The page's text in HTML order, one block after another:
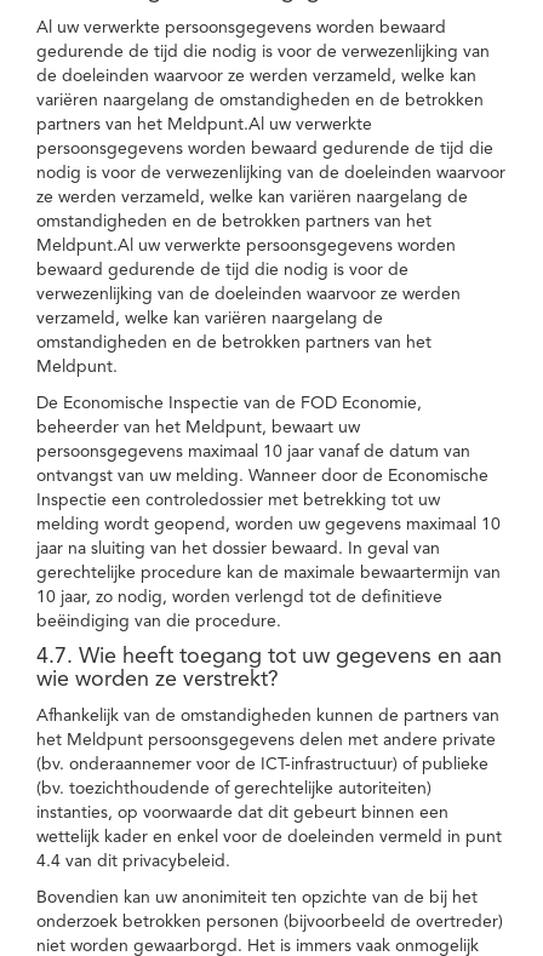
Al uw verwerkte persoonsgegevens worden bewaard
gedurende de tijd die nodig is voor de verwezenlijking van
de doeleinden waarvoor ze werden verzameld, welke kan
variëren naargelang de omstandigheden en de betrokken
partners van het Meldpunt.Al uw verwerkte
persoonsgegevens worden bewaard gedurende de tijd die
nodig is voor de verwezenlijking van de doeleinden waarvoor
ze werden verzameld, welke kan variëren naargelang de
omstandigheden en de betrokken partners van het
Meldpunt.Al uw verwerkte persoonsgegevens worden
bewaard gedurende de tijd die nodig is voor de
verwezenlijking van de doeleinden waarvoor ze werden
verzameld, welke kan variëren naargelang de
omstandigheden en de betrokken partners van het
Meldpunt.
De Economische Inspectie van de FOD Economie,
beheerder van het Meldpunt, bewaart uw
persoonsgegevens maximaal 10 jaar vanaf de datum van
ontvangst van uw melding. Wanneer door de Economische
Inspectie een controledossier met betrekking tot uw
melding wordt geopend, worden uw gegevens maximaal 10
jaar na sluiting van het dossier bewaard. In geval van
gerechtelijke procedure kan de maximale bewaartermijn van
10 jaar, zo nodig, worden verlengd tot de definitieve
beëindiging van die procedure.
4.7. Wie heeft toegang tot uw gegevens en aan
wie worden ze verstrekt?
Afhankelijk van de omstandigheden kunnen de partners van
het Meldpunt persoonsgegevens delen met andere private
(bv. onderaannemer voor de ICT-infrastructuur) of publieke
(bv. toezichthoudende of gerechtelijke autoriteiten)
instanties, op voorwaarde dat dit gebeurt binnen een
wettelijk kader en enkel voor de doeleinden vermeld in punt
4.4 van dit privacybeleid.
Bovendien kan uw anonimiteit ten opzichte van de bij het
onderzoek betrokken personen (bijvoorbeeld de overtreder)
niet worden gewaarborgd. Het is immers vaak onmogelijk